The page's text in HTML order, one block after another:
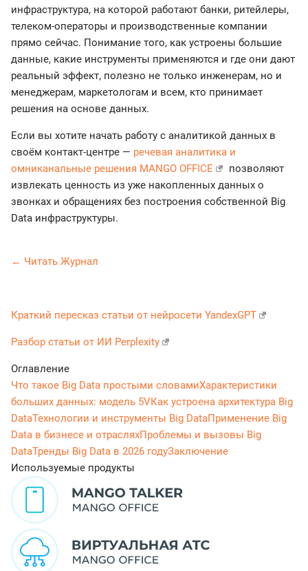
инфраструктура, на которой работают банки, ритейлеры,
телеком-операторы и производственные компании
прямо сейчас. Понимание того, как устроены большие
данные, какие инструменты применяются и где они дают
реальный эффект, полезно не только инженерам, но и
менеджерам, маркетологам и всем, кто принимает
решения на основе данных.
Если вы хотите начать работу с аналитикой данных в
своём контакт-центре — речевая аналитика и
омниканальные решения MANGO OFFICE
позволяют
извлекать ценность из уже накопленных данных о
звонках и обращениях без построения собственной Big
Data инфраструктуры.
← Читать Журнал
Краткий пересказ статьи от нейросети YandexGPT
Разбор статьи от ИИ Perplexity
Оглавление
Что такое Big Data простыми словамиХарактеристики
больших данных: модель 5VКак устроена архитектура Big
DataТехнологии и инструменты Big DataПрименение Big
Data в бизнесе и отрасляхПроблемы и вызовы Big
DataТренды Big Data в 2026 годуЗаключение
Используемые продукты